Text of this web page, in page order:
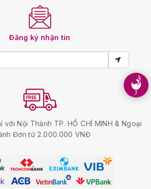
Đăng ký nhận tin
với Nội Thành TP. HỒ CHÍ MINH & Ngoại
Đơn từ 2.000.000 VNĐ